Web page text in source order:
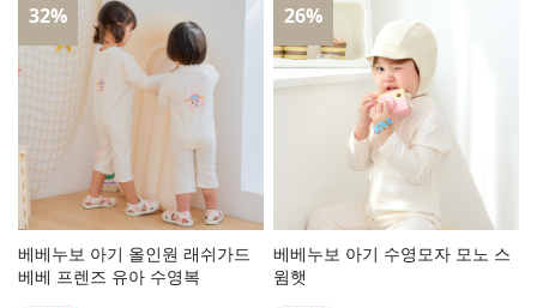
32%
베베누보 아기 올인원 래쉬가드
베베 프렌즈 유아 수영복
26%
베베누보 아기 수영모자 모노 스
윔햇